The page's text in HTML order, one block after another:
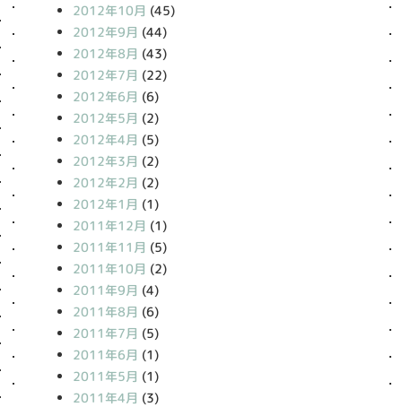
2012年10月 (45)
2012年9月 (44)
2012年8月 (43)
2012年7月 (22)
2012年6月 (6)
2012年5月 (2)
2012年4月 (5)
2012年3月 (2)
2012年2月 (2)
2012年1月 (1)
2011年12月 (1)
2011年11月 (5)
2011年10月 (2)
2011年9月 (4)
2011年8月 (6)
2011年7月 (5)
2011年6月 (1)
2011年5月 (1)
2011年4月 (3)